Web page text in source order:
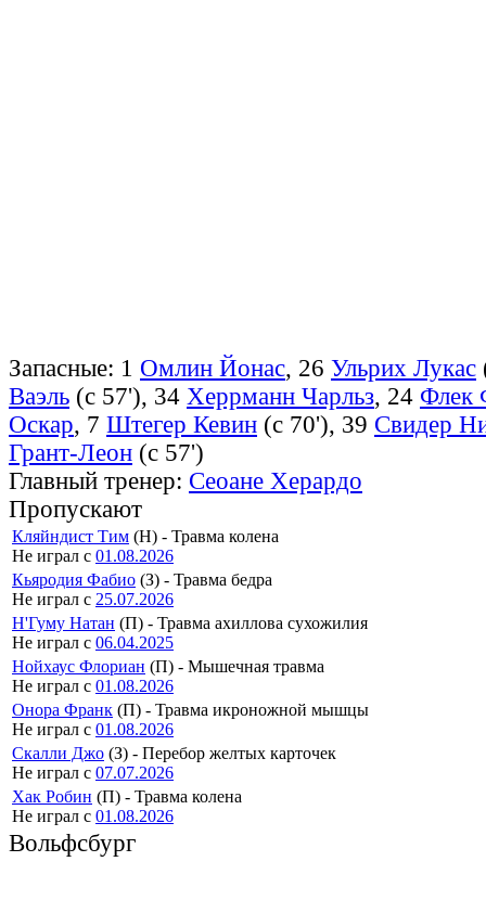
Запасные: 1 Омлин Йонас, 26 Ульрих Лукас
Ваэль (с 57'), 34 Херрманн Чарльз, 24 Флек
Оскар, 7 Штегер Кевин (с 70'), 39 Свидер
Грант-Леон (с 57')
Главный тренер: Сеоане Херардо
Пропускают
Кляйндист Тим (Н) - Травма колена
Не играл с 01.08.2026
Кьяродия Фабио (З) - Травма бедра
Не играл с 25.07.2026
Н'Гуму Натан (П) - Травма ахиллова сухожилия
Не играл с 06.04.2025
Нойхаус Флориан (П) - Мышечная травма
Не играл с 01.08.2026
Онора Франк (П) - Травма икроножной мышцы
Не играл с 01.08.2026
Скалли Джо (З) - Перебор желтых карточек
Не играл с 07.07.2026
Хак Робин (П) - Травма колена
Не играл с 01.08.2026
Вольфсбург